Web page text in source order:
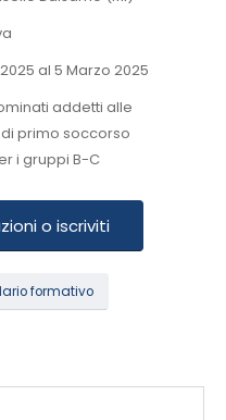
al 5 Marzo 2025​
addetti alle
primo soccorso
i gruppi B-C
o iscriviti
formativo